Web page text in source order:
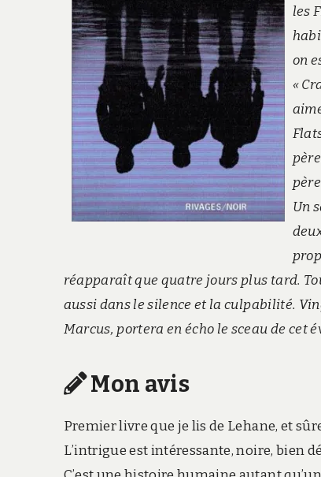
les
on
«
Un
réapparaît que quatre jours plus tard.
aussi dans le silence et la culpabilité.
Marcus, portera en écho le sceau de cet
Mon avis
Premier livre que je lis de Lehane, et
L’intrigue est intéressante, noire, bien